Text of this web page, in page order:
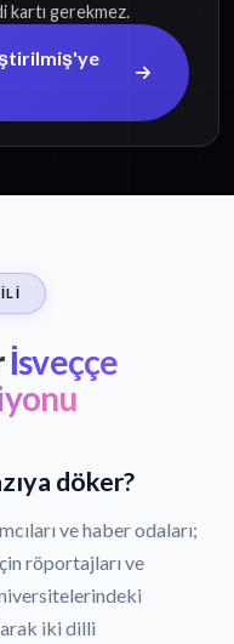
kartı gerekmez.
İsveççe
döker?
ve haber odaları;
röportajları ve
iki dilli